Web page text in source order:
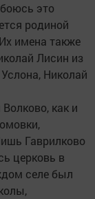
это
родиной
имена также
Лисин из
Николай
как и
Гаврилково
церковь в
селе был